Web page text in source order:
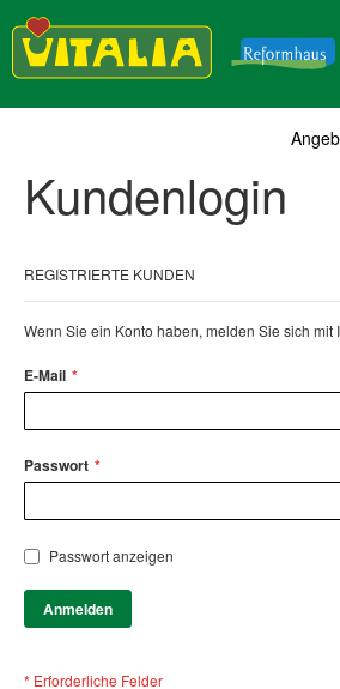
Kundenlogin
REGISTRIERTE KUNDEN
Wenn Sie ein Konto haben, melden Sie sich mit
E-Mail
Passwort
Passwort anzeigen
Anmelden